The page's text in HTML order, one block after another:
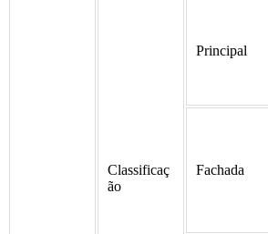
Classificaç
ão
Principal
Fachada